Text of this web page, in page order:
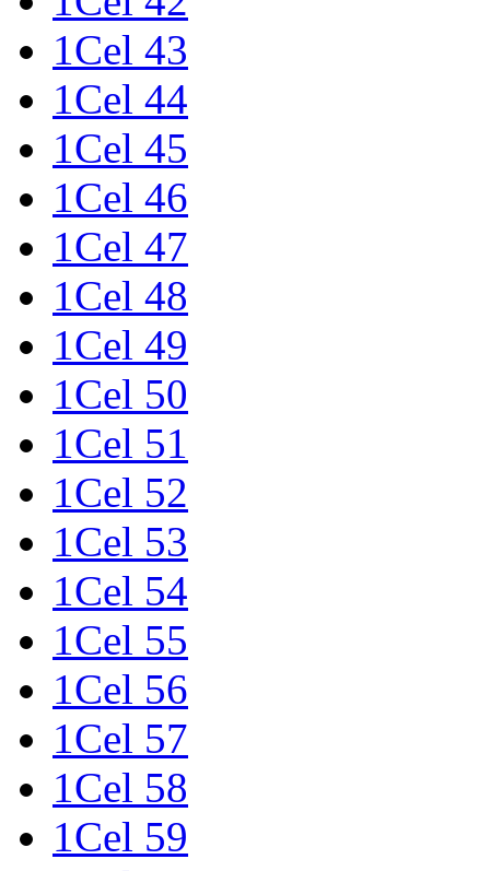
1Cel 43
1Cel 44
1Cel 45
1Cel 46
1Cel 47
1Cel 48
1Cel 49
1Cel 50
1Cel 51
1Cel 52
1Cel 53
1Cel 54
1Cel 55
1Cel 56
1Cel 57
1Cel 58
1Cel 59